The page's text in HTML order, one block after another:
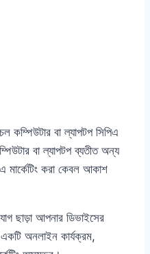
কম্পিউটার বা ল্যাপটপ সিপিএ
বা ল্যাপটপ ব্যতীত অন্য
মার্কেটিং করা কেবল আকাশ
ছাড়া আপনার ডিভাইসের
অনলাইন কার্যক্রম,